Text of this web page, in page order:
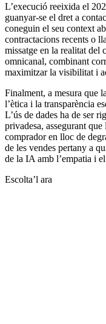
L’execució reeixida el
guanyar-se el dret a
coneguin el seu context
contractacions recents o
missatge en la realitat del
omnicanal, combinant
maximitzar la visibilitat i
Finalment, a mesura que
l’ètica i la transparència
L’ús de dades ha de ser
privadesa, assegurant
comprador en lloc de
de les vendes pertany a
de la IA amb l’empatia i
Escolta’l ara